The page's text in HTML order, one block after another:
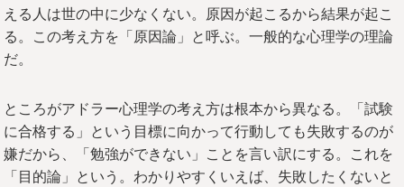
える人は世の中に少なくない。原因が起こるから結果が起こ
る。この考え方を「原因論」と呼ぶ。一般的な心理学の理論
だ。
ところがアドラー心理学の考え方は根本から異なる。「試験
に合格する」という目標に向かって行動しても失敗するのが
嫌だから、「勉強ができない」ことを言い訳にする。これを
「目的論」という。わかりやすくいえば、失敗したくないと